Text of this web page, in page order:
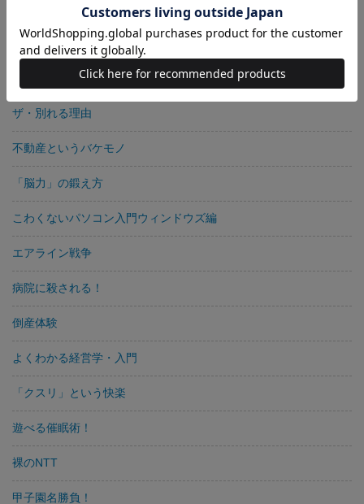
家族というこころの傷
タブーに挑む日本史読本
「死んでもいいや」症候群
ザ・別れる理由
不動産というバケモノ
「脳力」の鍛え方
こわくないパソコン入門ウィンドウズ編
エアライン戦争
病院に殺される！
倒産体験
よくわかる経営学・入門
「クスリ」という快楽
遊べる催眠術！
裸のNTT
甲子園名勝負！